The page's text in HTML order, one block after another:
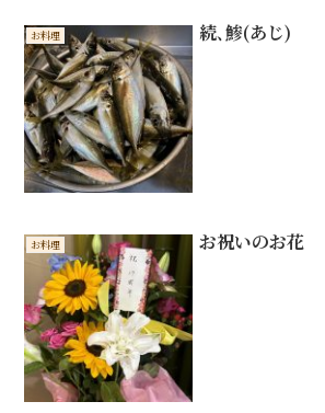
お料理 続､鯵(あじ)
お料理 お祝いのお花